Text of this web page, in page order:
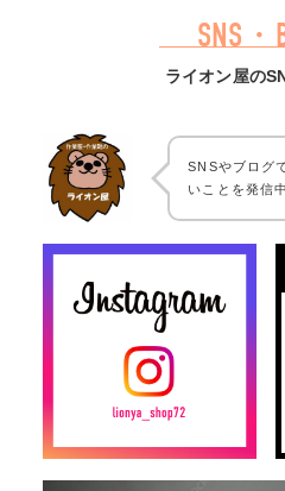
SNS・
ライオン屋の
SNSやブログ
いことを発信中